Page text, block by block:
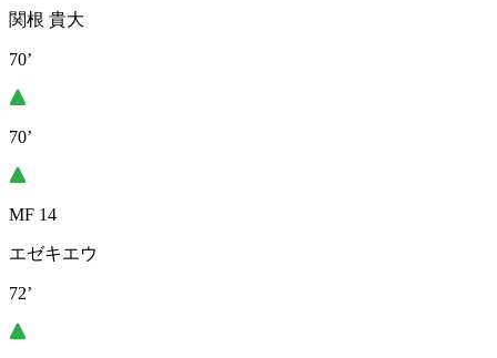
関根 貴大
70’
70’
MF 14
エゼキエウ
72’